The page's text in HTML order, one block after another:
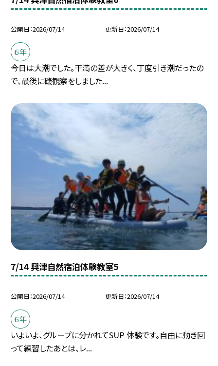
公開日 2026/07/14 更新日 2026/07/14
６年
今日は大潮でした。干満の差が大きく、丁度引き潮だったの
で、最後に磯観察をしました...
7/14 興津自然宿泊体験教室5
公開日 2026/07/14 更新日 2026/07/14
６年
いよいよ、グループに分かれてSUP 体験です。自由に動き回
って練習したあとは、レ...